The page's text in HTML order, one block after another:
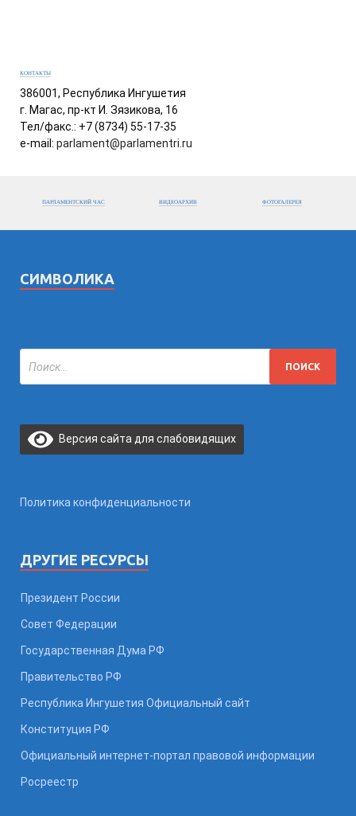
КОНТАКТЫ
386001, Республика Ингушетия
г. Магас, пр-кт И. Зязикова, 16
Тел/факс.: +7 (8734) 55-17-35
e-mail: parlament@parlamentri.ru
ПАРЛАМЕНТСКИЙ ЧАС ВИДЕОАРХИВ ФОТОГАЛЕРЕЯ
СИМВОЛИКА
Версия сайта для слабовидящих
Политика конфиденциальности
ДРУГИЕ РЕСУРСЫ
Президент России
Совет Федерации
Государственная Дума РФ
Правительство РФ
Республика Ингушетия Официальный сайт
Конституция РФ
Официальный интернет-портал правовой информации
Росреестр